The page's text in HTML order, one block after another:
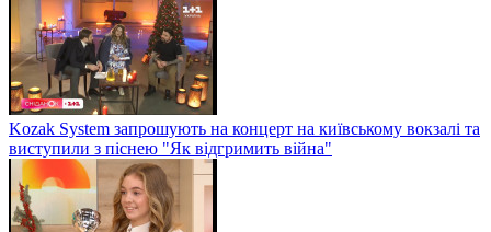
Kozak System запрошують на концерт на київському вокзалі та
виступили з піснею "Як відгримить війна"